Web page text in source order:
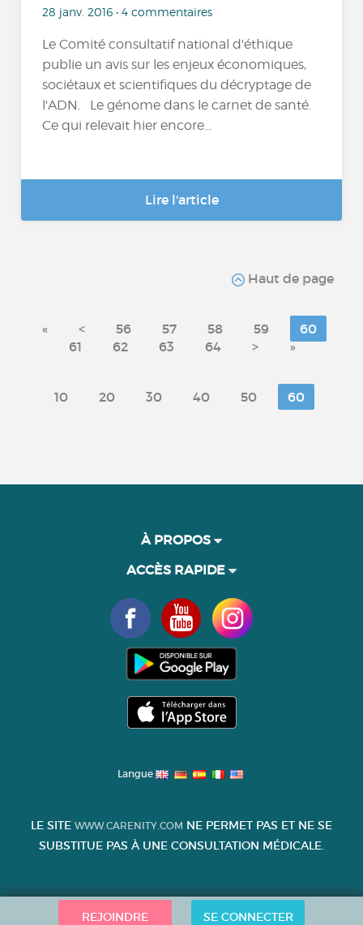
28 janv. 2016 • 4 commentaires
Le Comité consultatif national d'éthique
publie un avis sur les enjeux économiques,
sociétaux et scientifiques du décryptage de
l'ADN. Le génome dans le carnet de santé.
Ce qui relevait hier encore...
Lire l'article
Haut de page
« < 56 57 58 59
60
61
62 63 64 > »
10 20 30 40 50 60
REJOINDRE SE CONNECTER
À PROPOS
ACCÈS RAPIDE
Langue
LE SITE WWW.CARENITY.COM NE PERMET PAS ET NE SE
SUBSTITUE PAS À UNE CONSULTATION MÉDICALE.